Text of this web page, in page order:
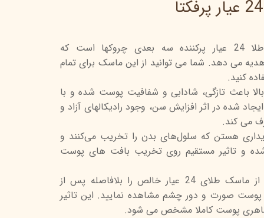
ماسک صورت پرفکتا مدل طلا 24 عیار پرکننده سه بعدی چروکها است که
می دهد. شما می توانید از این ماسک برای تمام
کنید.
باعث تازگی، شادابی و شفافیت پوست شده و با
شده در اثر افزایش سن، وجود رادیکالهای آزاد و
می کند.
هستن که سلول‌های بدن را تخریب می‌کنند و
و تاثیر مستقیم روی تخریب بافت های پوست
شما می توانید تاثیر استفاده از ماسک طلای 24 عیار خالص را بلافاصله پس از
صورت و دور چشم مشاهده نمایید. این تاثیر
پوست کاملا مشخص می شود.